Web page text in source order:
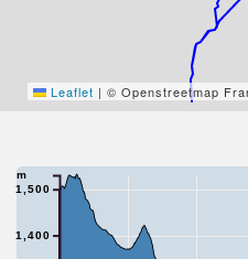
Leaflet | © Openstreetmap
1,400
1,500
m